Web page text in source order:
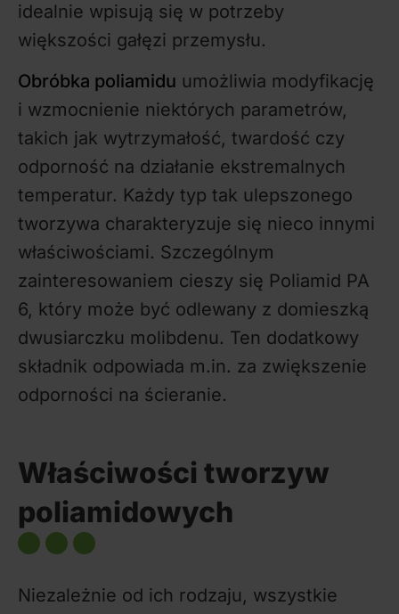
idealnie wpisują się w potrzeby
większości gałęzi przemysłu.
Obróbka poliamidu umożliwia modyfikację
i wzmocnienie niektórych parametrów,
takich jak wytrzymałość, twardość czy
odporność na działanie ekstremalnych
temperatur. Każdy typ tak ulepszonego
tworzywa charakteryzuje się nieco innymi
właściwościami. Szczególnym
zainteresowaniem cieszy się Poliamid PA
6, który może być odlewany z domieszką
dwusiarczku molibdenu. Ten dodatkowy
składnik odpowiada m.in. za zwiększenie
odporności na ścieranie.
Właściwości tworzyw
poliamidowych
Niezależnie od ich rodzaju, wszystkie